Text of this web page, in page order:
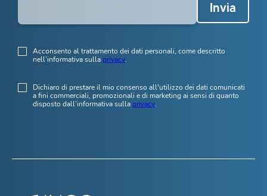
Invia
Acconsento al trattamento dei dati personali, come descritto
nell’informativa sulla privacy.
Dichiaro di prestare il mio consenso all'utilizzo dei dati comunicati
a fini commerciali, promozionali e di marketing ai sensi di quanto
disposto dall’informativa sulla privacy.